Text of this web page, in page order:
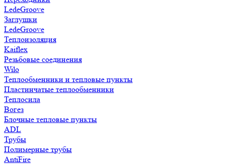
LedeGroove
Заглушки
LedeGroove
Теплоизоляция
Kaiflex
Резьбовые соединения
Wilo
Теплообменники и тепловые пункты
Пластинчатые теплообменники
Теплосила
Вогез
Блочные тепловые пункты
ADL
Трубы
Полимерные трубы
AntiFire